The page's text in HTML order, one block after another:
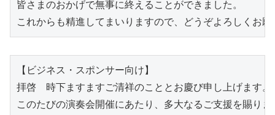
皆さまのおかげで無事に終えることができました。
これからも精進してまいりますので、どうぞよろしくお
【ビジネス・スポンサー向け】
拝啓　時下ますますご清祥のこととお慶び申し上げます。
このたびの演奏会開催にあたり、多大なるご支援を賜り